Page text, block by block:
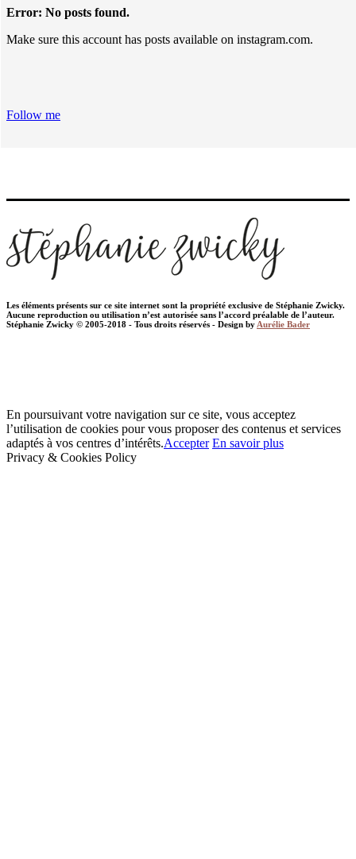
Error: No posts found.
Make sure this account has posts available on instagram.com.
Follow me
Les éléments présents sur ce site internet sont la propriété exclusive de Stéphanie Zwicky.
Aucune reproduction ou utilisation n’est autorisée sans l’accord préalable de l’auteur.
Stéphanie Zwicky © 2005-2018 - Tous droits réservés - Design by Aurélie Bader
En poursuivant votre navigation sur ce site, vous acceptez
l’utilisation de cookies pour vous proposer des contenus et services
adaptés à vos centres d’intérêts.Accepter En savoir plus
Privacy & Cookies Policy